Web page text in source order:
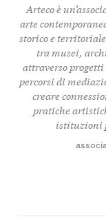
Arteco è
arte
storico e territoriale
tramusei,
attraverso
percorsi di
creare
pratiche
istituzioni